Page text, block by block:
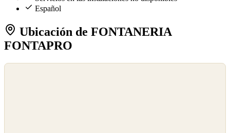
Español
Ubicación de FONTANERIA
FONTAPRO